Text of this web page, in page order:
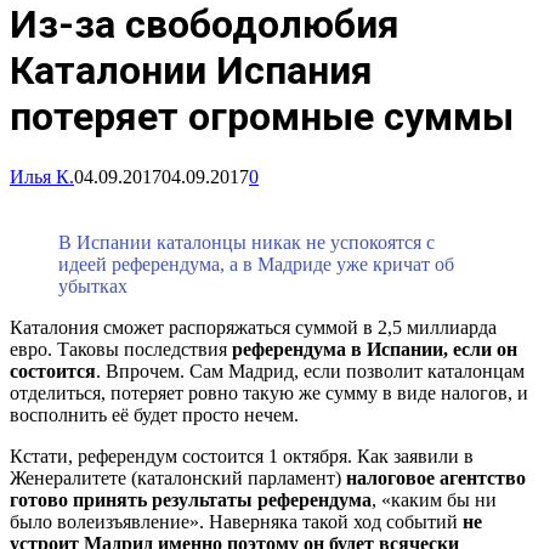
Из-за свободолюбия
Каталонии Испания
потеряет огромные суммы
Илья К.04.09.201704.09.20170
В Испании каталонцы никак не успокоятся с
идеей референдума, а в Мадриде уже кричат об
убытках
Каталония сможет распоряжаться суммой в 2,5 миллиарда
евро. Таковы последствия референдума в Испании, если он
состоится. Впрочем. Сам Мадрид, если позволит каталонцам
отделиться, потеряет ровно такую же сумму в виде налогов, и
восполнить её будет просто нечем.
Кстати, референдум состоится 1 октября. Как заявили в
Женералитете (каталонский парламент) налоговое агентство
готово принять результаты референдума, «каким бы ни
было волеизъявление». Наверняка такой ход событий не
устроит Мадрид именно поэтому он будет всячески